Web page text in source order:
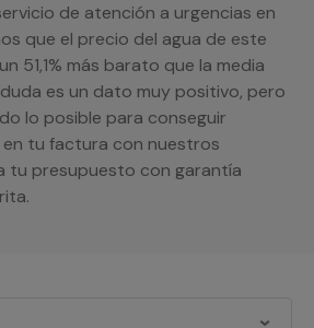
de atención a urgencias en
que el precio del agua de este
51,1% más barato que la media
es un dato muy positivo, pero
lo posible para conseguir
tu factura con nuestros
tu presupuesto con garantía